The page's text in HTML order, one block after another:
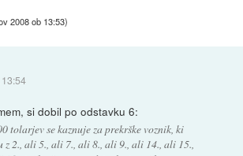
2008 ob 13:53)
si dobil po odstavku 6:
tolarjev se kaznuje za prekrške voznik, ki
z 2., ali 5., ali 7., ali 8., ali 9., ali 14., ali 15.,